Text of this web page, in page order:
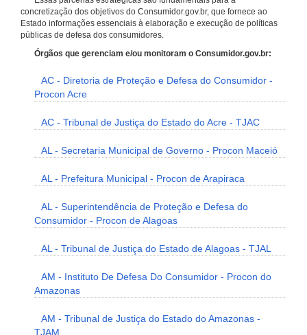
concretização dos objetivos do Consumidor.gov.br, que fornece ao
Estado informações essenciais à elaboração e execução de políticas
públicas de defesa dos consumidores.
Órgãos que gerenciam e/ou monitoram o Consumidor.gov.br:
AC - Diretoria de Proteção e Defesa do Consumidor -
Procon Acre
AC - Tribunal de Justiça do Estado do Acre - TJAC
AL - Secretaria Municipal de Governo - Procon Maceió
AL - Prefeitura Municipal - Procon de Arapiraca
AL - Superintendência de Proteção e Defesa do
Consumidor - Procon de Alagoas
AL - Tribunal de Justiça do Estado de Alagoas - TJAL
AM - Instituto De Defesa Do Consumidor - Procon do
Amazonas
AM - Tribunal de Justiça do Estado do Amazonas -
TJAM